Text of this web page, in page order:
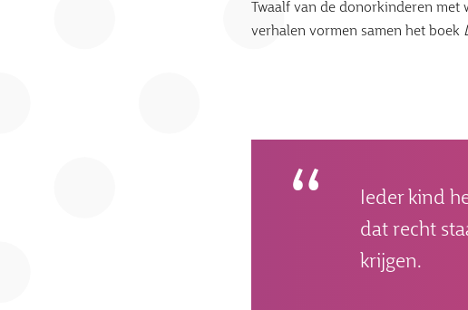
Twaalf van de donorkinderen
verhalen vormen samen het boek
Ieder kind
dat recht
krijgen.